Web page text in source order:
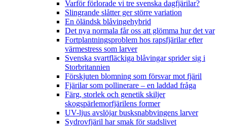
Varför förlorade vi tre svenska dagfjärilar?
Slingrande slåtter ger större variation
En öländsk blåvingehybrid
Det nya normala får oss att glömma hur det var
Fortplantningsproblem hos rapsfjärilar efter
värmestress som larver
Svenska svartfläckiga blåvingar sprider sig i
Storbritannien
Förskjuten blomning som försvar mot fjäril
Fjärilar som pollinerare – en laddad fråga
Färg, storlek och genetik skiljer
skogspärlemorfjärilens former
UV-ljus avslöjar busksnabbvingens larver
Sydrovfjäril har smak för stadslivet